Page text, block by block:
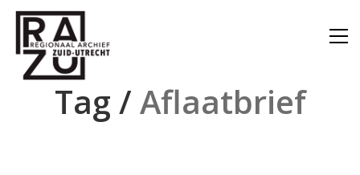
Tag /Aflaatbrief